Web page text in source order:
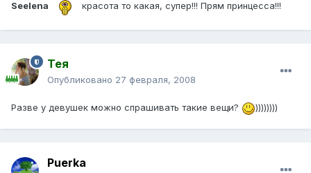
Seelena красота то какая, супер!!! Прям принцесса!!!
Тея
Опубликовано 27 февраля, 2008
Разве у девушек можно спрашивать такие вещи? ))))))))
Puerka